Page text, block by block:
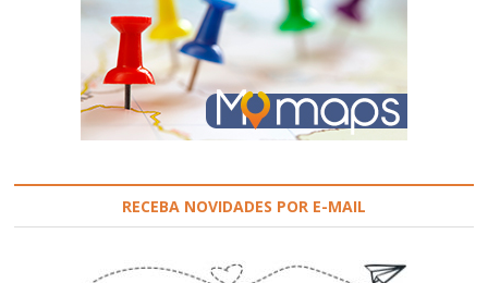
RECEBA NOVIDADES POR E-MAIL